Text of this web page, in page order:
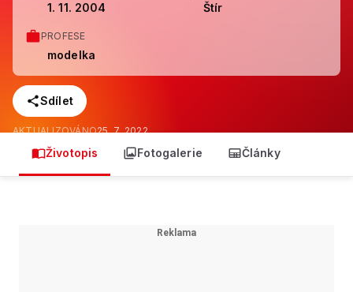
1. 11. 2004 Štír
PROFESE
modelka
Sdílet
AKTUALIZOVÁNO25. 7. 2022
Životopis Fotogalerie Články